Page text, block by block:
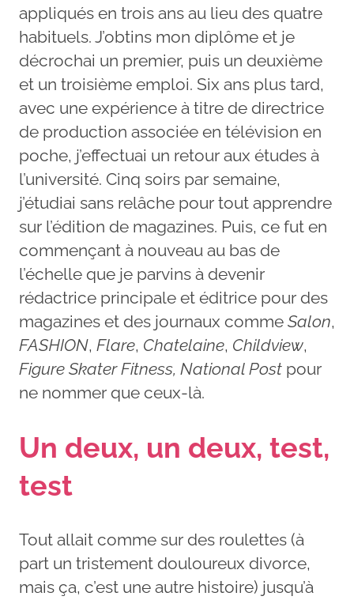
appliqués en trois ans au lieu des quatre
habituels. J’obtins mon diplôme et je
décrochai un premier, puis un deuxième
et un troisième emploi. Six ans plus tard,
avec une expérience à titre de directrice
de production associée en télévision en
poche, j’effectuai un retour aux études à
l’université. Cinq soirs par semaine,
j’étudiai sans relâche pour tout apprendre
sur l’édition de magazines. Puis, ce fut en
commençant à nouveau au bas de
l’échelle que je parvins à devenir
rédactrice principale et éditrice pour des
magazines et des journaux comme Salon,
FASHION, Flare, Chatelaine, Childview,
Figure Skater Fitness, National Post pour
ne nommer que ceux-là.
Un deux, un deux, test,
test
Tout allait comme sur des roulettes (à
part un tristement douloureux divorce,
mais ça, c’est une autre histoire) jusqu’à